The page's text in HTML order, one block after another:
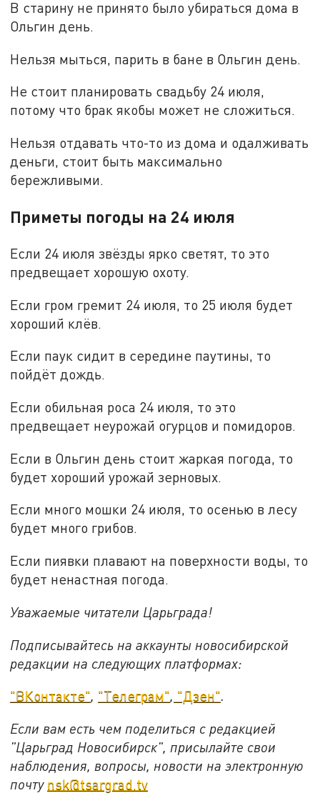
В старину не принято было убираться дома в
Ольгин день.
Нельзя мыться, парить в бане в Ольгин день.
Не стоит планировать свадьбу 24 июля,
потому что брак якобы может не сложиться.
Нельзя отдавать что-то из дома и одалживать
деньги, стоит быть максимально
бережливыми.
Приметы погоды на 24 июля
Если 24 июля звёзды ярко светят, то это
предвещает хорошую охоту.
Если гром гремит 24 июля, то 25 июля будет
хороший клёв.
Если паук сидит в середине паутины, то
пойдёт дождь.
Если обильная роса 24 июля, то это
предвещает неурожай огурцов и помидоров.
Если в Ольгин день стоит жаркая погода, то
будет хороший урожай зерновых.
Если много мошки 24 июля, то осенью в лесу
будет много грибов.
Если пиявки плавают на поверхности воды, то
будет ненастная погода.
Уважаемые читатели Царьграда!
Подписывайтесь на аккаунты новосибирской
редакции на следующих платформах:
"ВКонтакте", "Телеграм", "Дзен".
Если вам есть чем поделиться с редакцией
"Царьград Новосибирск", присылайте свои
наблюдения, вопросы, новости на электронную
почту nsk@tsargrad.tv